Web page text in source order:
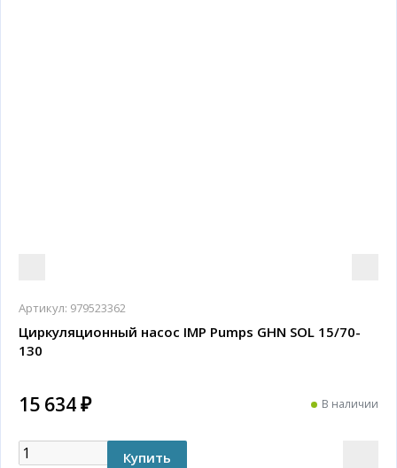
Артикул: 979523362
Циркуляционный насос IMP Pumps GHN SOL 15/70-
130
15 634 ₽ В наличии